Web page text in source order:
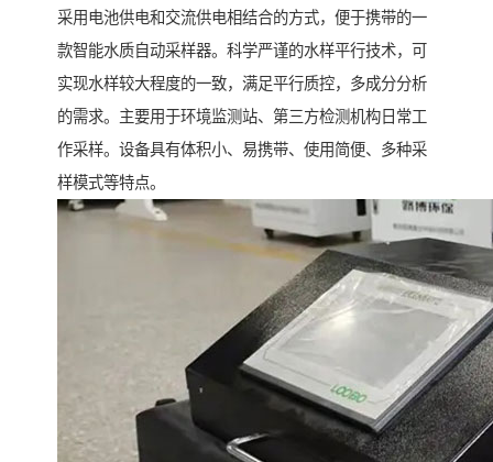
采用电池供电和交流供电相结合的方式，便于携带的一
款智能水质自动采样器。科学严谨的水样平行技术，可
实现水样较大程度的一致，满足平行质控，多成分分析
的需求。主要用于环境监测站、第三方检测机构日常工
作采样。设备具有体积小、易携带、使用简便、多种采
样模式等特点。